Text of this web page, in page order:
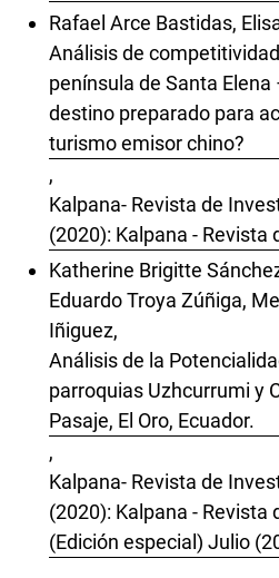
Rafael Arce Bastidas,
Análisis de
península de Santa Elena
destino preparado para
turismo emisor chino?
,
Kalpana- Revista de
(2020): Kalpana - Revista
Katherine Brigitte
Eduardo Troya Zúñiga,
Iñiguez,
Análisis de la
parroquias Uzhcurrumi y
Pasaje, El Oro, Ecuador.
,
Kalpana- Revista de
(2020): Kalpana - Revista
(Edición especial) Julio